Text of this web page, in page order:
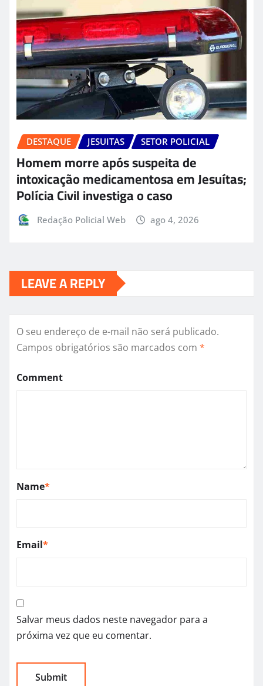
DESTAQUE JESUITAS SETOR POLICIAL
Homem morre após suspeita de
intoxicação medicamentosa em Jesuítas;
Polícia Civil investiga o caso
Redação Policial Web ago 4, 2026
LEAVE A REPLY
O seu endereço de e-mail não será publicado.
Campos obrigatórios são marcados com *
Comment
Name*
Email*
Salvar meus dados neste navegador para a
próxima vez que eu comentar.